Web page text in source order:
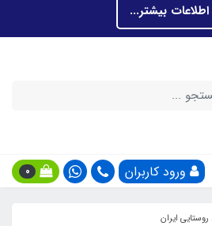
اطلاعات بیشتر...
ورود کاربران 0
ایران